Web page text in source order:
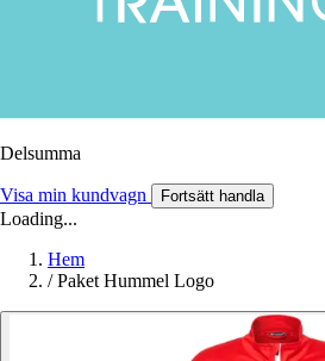
Delsumma
Visa min kundvagn Fortsätt handla
Loading...
Hem
/ Paket Hummel Logo